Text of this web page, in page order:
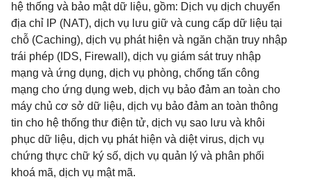
hệ thống và bảo mật dữ liệu, gồm: Dịch vụ dịch chuyển
địa chỉ IP (NAT), dịch vụ lưu giữ và cung cấp dữ liệu tại
chỗ (Caching), dịch vụ phát hiện và ngăn chặn truy nhập
trái phép (IDS, Firewall), dịch vụ giám sát truy nhập
mạng và ứng dụng, dịch vụ phòng, chống tấn công
mạng cho ứng dụng web, dịch vụ bảo đảm an toàn cho
máy chủ cơ sở dữ liệu, dịch vụ bảo đảm an toàn thông
tin cho hệ thống thư điện tử, dịch vụ sao lưu và khôi
phục dữ liệu, dịch vụ phát hiện và diệt virus, dịch vụ
chứng thực chữ ký số, dịch vụ quản lý và phân phối
khoá mã, dịch vụ mật mã.